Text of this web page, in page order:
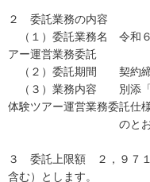
２ 委託業務の内容
（１）委託業務名 令和６
アー運営業務委託
（２）委託期間 契約締
（３）業務内容 別添「
体験ツアー運営業務委託仕様
のとお
３ 委託上限額 ２，９７１
含む）とします。